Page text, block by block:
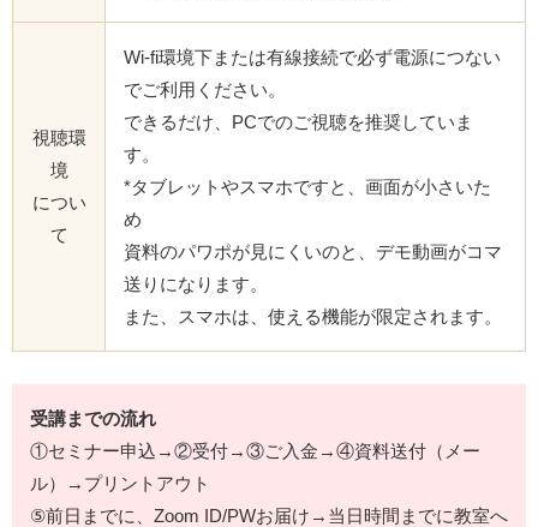
視聴環
境
につい
て
Wi-fi環境下または有線接続で必ず電源につない
でご利用ください。
できるだけ、PCでのご視聴を推奨していま
す。
*タブレットやスマホですと、画面が小さいた
め
資料のパワポが見にくいのと、デモ動画がコマ
送りになります。
また、スマホは、使える機能が限定されます。
受講までの流れ
①セミナー申込→②受付→③ご入金→④資料送付（メー
ル）→プリントアウト
⑤前日までに、Zoom ID/PWお届け→当日時間までに教室へ